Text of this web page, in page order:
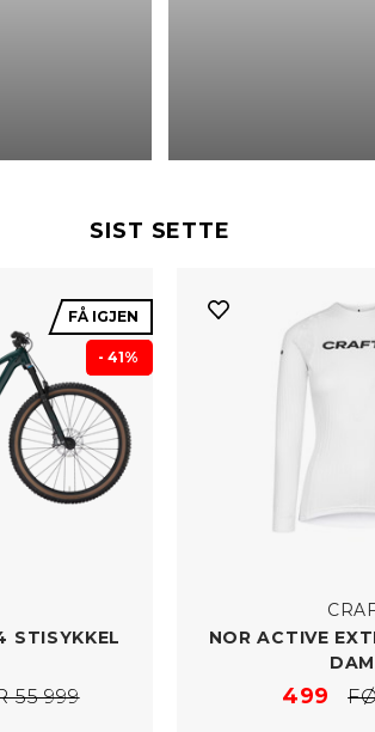
SIST SETTE
FÅ IGJEN
- 41%
STISYKKEL
55 999
NOR ACTIVE
499